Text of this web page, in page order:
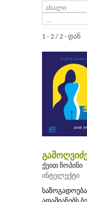
1 - 2 / 2 - დან
ქეით ჩოპინი
ინტელექტი